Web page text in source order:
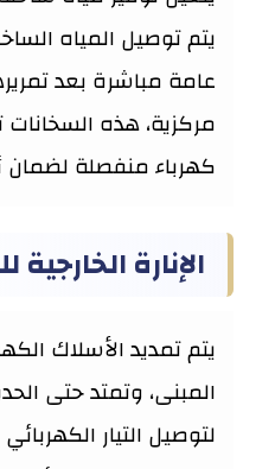
يتم توصيل المياه
عامة مباشرة بعد
مركزية، هذه
كهرباء منفصلة لضمان
الإنارة الخارجية
يتم تمديد الأسلاك
المبنى، وتمتد حتى
لتوصيل التيار